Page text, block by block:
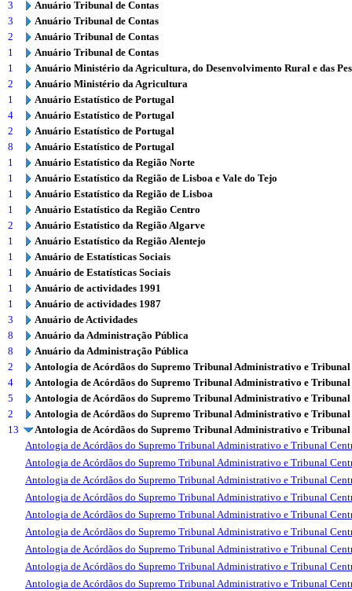
3
Anuário Tribunal de Contas
3
Anuário Tribunal de Contas
2
Anuário Tribunal de Contas
1
Anuário Tribunal de Contas
1
Anuário Ministério da Agricultura, do Desenvolvimento Rural e das
2
Anuário Ministério da Agricultura
1
Anuário Estatístico de Portugal
4
Anuário Estatístico de Portugal
2
Anuário Estatístico de Portugal
8
Anuário Estatístico de Portugal
1
Anuário Estatístico da Região Norte
1
Anuário Estatístico da Região de Lisboa e Vale do Tejo
1
Anuário Estatístico da Região de Lisboa
1
Anuário Estatístico da Região Centro
2
Anuário Estatístico da Região Algarve
1
Anuário Estatístico da Região Alentejo
1
Anuário de Estatísticas Sociais
1
Anuário de Estatísticas Sociais
1
Anuário de actividades 1991
1
Anuário de actividades 1987
3
Anuário de Actividades
8
Anuário da Administração Pública
8
Anuário da Administração Pública
2
Antologia de Acórdãos do Supremo Tribunal Administrativo e
4
Antologia de Acórdãos do Supremo Tribunal Administrativo e
5
Antologia de Acórdãos do Supremo Tribunal Administrativo e
2
Antologia de Acórdãos do Supremo Tribunal Administrativo e
13
Antologia de Acórdãos do Supremo Tribunal Administrativo e
Antologia de Acórdãos do Supremo Tribunal Administrativo e Tribunal
Antologia de Acórdãos do Supremo Tribunal Administrativo e Tribunal
Antologia de Acórdãos do Supremo Tribunal Administrativo e Tribunal
Antologia de Acórdãos do Supremo Tribunal Administrativo e Tribunal
Antologia de Acórdãos do Supremo Tribunal Administrativo e Tribunal
Antologia de Acórdãos do Supremo Tribunal Administrativo e Tribunal
Antologia de Acórdãos do Supremo Tribunal Administrativo e Tribunal
Antologia de Acórdãos do Supremo Tribunal Administrativo e Tribunal
Antologia de Acórdãos do Supremo Tribunal Administrativo e Tribunal